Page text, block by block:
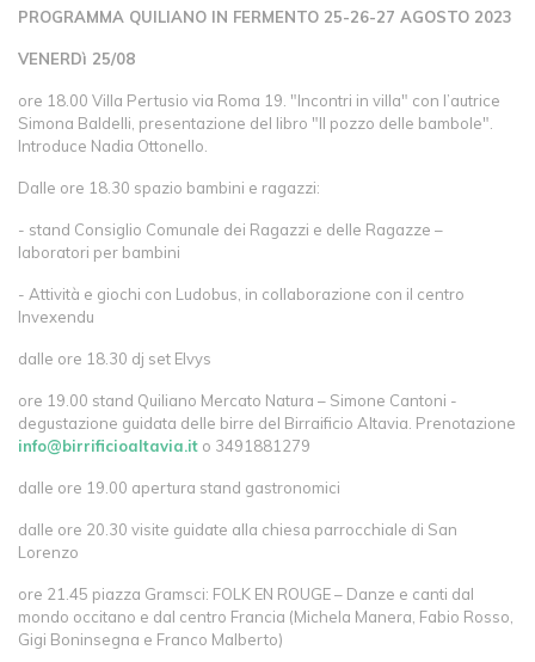
PROGRAMMA QUILIANO IN FERMENTO 25-26-27 AGOSTO 2023
VENERDì 25/08
ore 18.00 Villa Pertusio via Roma 19. "Incontri in villa" con l’autrice
Simona Baldelli, presentazione del libro "Il pozzo delle bambole".
Introduce Nadia Ottonello.
Dalle ore 18.30 spazio bambini e ragazzi:
- stand Consiglio Comunale dei Ragazzi e delle Ragazze –
laboratori per bambini
- Attività e giochi con Ludobus, in collaborazione con il centro
Invexendu
dalle ore 18.30 dj set Elvys
ore 19.00 stand Quiliano Mercato Natura – Simone Cantoni -
degustazione guidata delle birre del Birraificio Altavia. Prenotazione
info@birrificioaltavia.it o 3491881279
dalle ore 19.00 apertura stand gastronomici
dalle ore 20.30 visite guidate alla chiesa parrocchiale di San
Lorenzo
ore 21.45 piazza Gramsci: FOLK EN ROUGE – Danze e canti dal
mondo occitano e dal centro Francia (Michela Manera, Fabio Rosso,
Gigi Boninsegna e Franco Malberto)